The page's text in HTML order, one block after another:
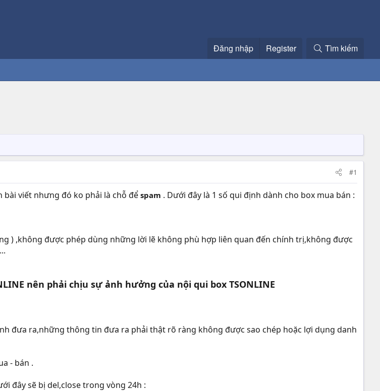
Đăng nhập Register Tìm kiếm
#1
bài viết nhưng đó ko phải là chỗ để spam . Dưới đây là 1 số qui định dành cho box mua bán :
) ,không được phép dùng những lời lẽ không phù hợp liên quan đến chính trị,không được
nên phải chịu sự ảnh hưởng của nội qui box TSONLINE
đưa ra,những thông tin đưa ra phải thật rõ ràng không được sao chép hoặc lợi dụng danh
- bán .
đây sẽ bị del,close trong vòng 24h :